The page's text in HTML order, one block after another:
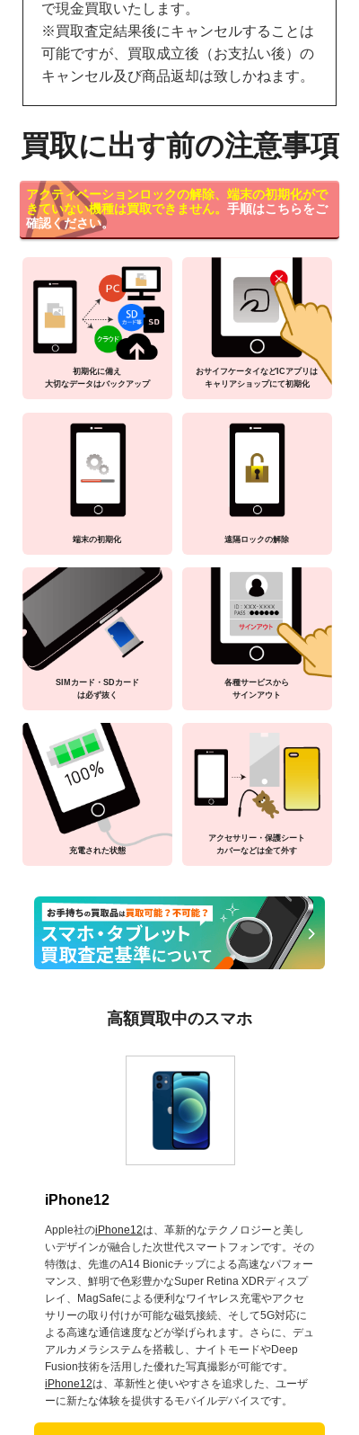
で現金買取いたします。
※買取査定結果後にキャンセルすることは
可能ですが、買取成立後（お支払い後）の
キャンセル及び商品返却は致しかねます。
買取に出す前の注意事項
アクティベーションロックの解除、端末の初期化がで
きていない機種は買取できません。 手順はこちらをご
確認ください。
初期化に備え
大切なデータはバックアップ
おサイフケータイなどICアプリは
キャリアショップにて初期化
端末の初期化 遠隔ロックの解除
SIMカード・SDカード
は必ず抜く
各種サービスから
サインアウト
充電された状態
アクセサリー・保護シート
カバーなどは全て外す
高額買取中のスマホ
iPhone12
Apple社のiPhone12は、革新的なテクノロジーと美し
いデザインが融合した次世代スマートフォンです。その
特徴は、先進のA14 Bionicチップによる高速なパフォー
マンス、鮮明で色彩豊かなSuper Retina XDRディスプ
レイ、MagSafeによる便利なワイヤレス充電やアクセ
サリーの取り付けが可能な磁気接続、そして5G対応に
よる高速な通信速度などが挙げられます。さらに、デュ
アルカメラシステムを搭載し、ナイトモードやDeep
Fusion技術を活用した優れた写真撮影が可能です。
iPhone12は、革新性と使いやすさを追求した、ユーザ
ーに新たな体験を提供するモバイルデバイスです。